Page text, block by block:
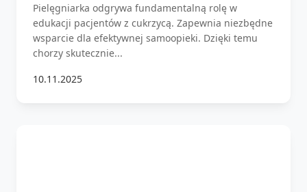
Pielęgniarka odgrywa fundamentalną rolę w
edukacji pacjentów z cukrzycą. Zapewnia niezbędne
wsparcie dla efektywnej samoopieki. Dzięki temu
chorzy skutecznie...
10.11.2025